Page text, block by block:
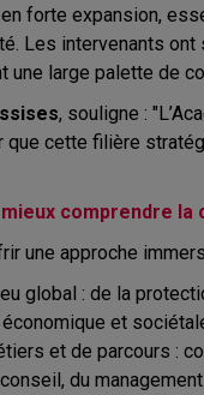
forte expansion,
Les intervenants
une large palette de
, souligne :
cette filière
comprendre la
une approche
global : de la
et
et de parcours :
du